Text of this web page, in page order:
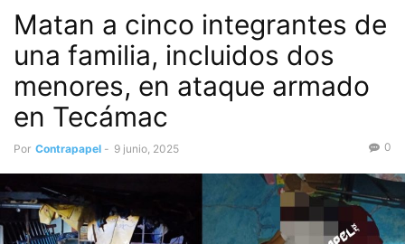
Matan a cinco integrantes de
una familia, incluidos dos
menores, en ataque armado
en Tecámac
Por Contrapapel - 9 junio, 2025 0